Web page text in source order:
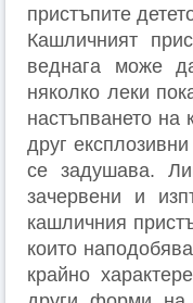
пристъпите
Кашличният
веднага може
няколко леки
настъпването на
друг
се задушава.
зачервени и
кашличния
които
крайно